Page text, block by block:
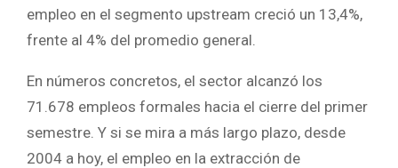
empleo en el segmento upstream creció un 13,4%,
frente al 4% del promedio general.
En números concretos, el sector alcanzó los
71.678 empleos formales hacia el cierre del primer
semestre. Y si se mira a más largo plazo, desde
2004 a hoy, el empleo en la extracción de